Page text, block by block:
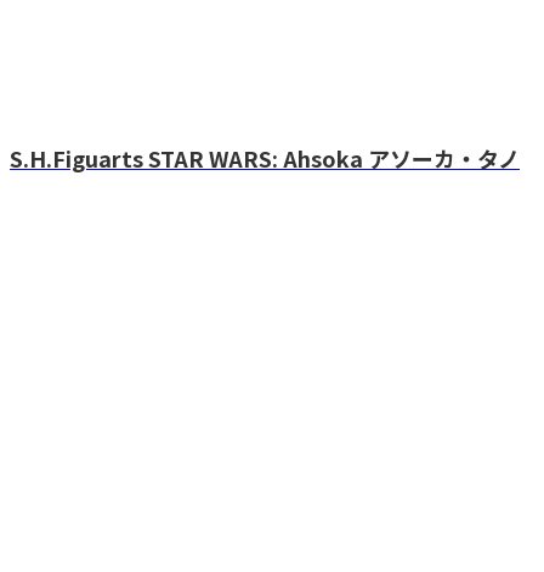
S.H.Figuarts STAR WARS: Ahsoka アソーカ・タノ